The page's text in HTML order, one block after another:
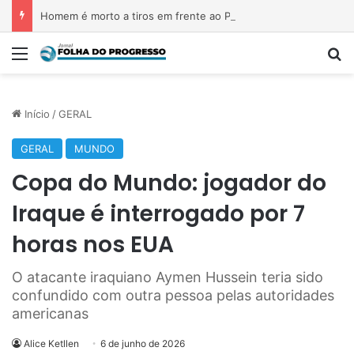
Menu
Início /GERAL
GERAL MUNDO
Copa do Mundo: jogador do
Iraque é interrogado por 7
horas nos EUA
O atacante iraquiano Aymen Hussein teria sido
confundido com outra pessoa pelas autoridades
americanas
Alice Ketllen 6 de junho de 2026